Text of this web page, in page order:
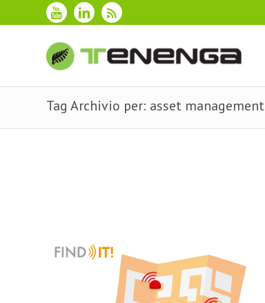
Tag Archivio per: asset management